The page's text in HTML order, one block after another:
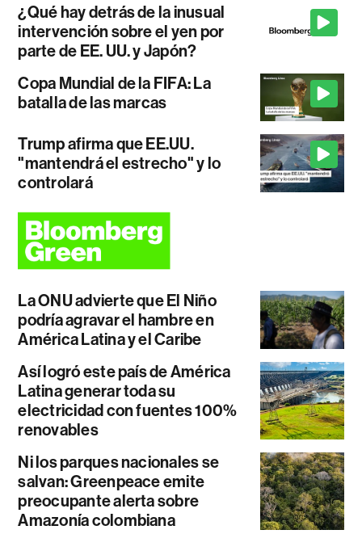
¿Qué hay detrás de la inusual
intervención sobre el yen por
parte de EE. UU. y Japón?
Copa Mundial de la FIFA: La
batalla de las marcas
Trump afirma que EE.UU.
"mantendrá el estrecho" y lo
controlará
La ONU advierte que El Niño
podría agravar el hambre en
América Latina y el Caribe
Así logró este país de América
Latina generar toda su
electricidad con fuentes 100%
renovables
Ni los parques nacionales se
salvan: Greenpeace emite
preocupante alerta sobre
Amazonía colombiana